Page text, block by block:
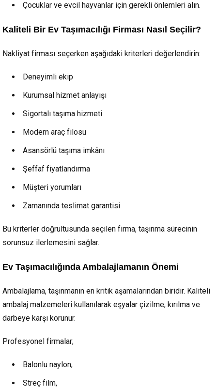
Çocuklar ve evcil hayvanlar için gerekli önlemleri alın.
Kaliteli Bir Ev Taşımacılığı Firması Nasıl Seçilir?
Nakliyat firması seçerken aşağıdaki kriterleri değerlendirin:
Deneyimli ekip
Kurumsal hizmet anlayışı
Sigortalı taşıma hizmeti
Modern araç filosu
Asansörlü taşıma imkânı
Şeffaf fiyatlandırma
Müşteri yorumları
Zamanında teslimat garantisi
Bu kriterler doğrultusunda seçilen firma, taşınma sürecinin
sorunsuz ilerlemesini sağlar.
Ev Taşımacılığında Ambalajlamanın Önemi
Ambalajlama, taşınmanın en kritik aşamalarından biridir. Kaliteli
ambalaj malzemeleri kullanılarak eşyalar çizilme, kırılma ve
darbeye karşı korunur.
Profesyonel firmalar;
Balonlu naylon,
Streç film,